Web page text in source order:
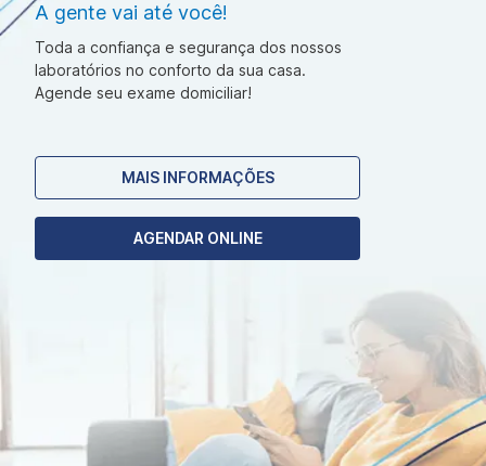
A gente vai até você!
Toda a confiança e segurança dos nossos
laboratórios no conforto da sua casa.
Agende seu exame domiciliar!
MAIS INFORMAÇÕES
AGENDAR ONLINE